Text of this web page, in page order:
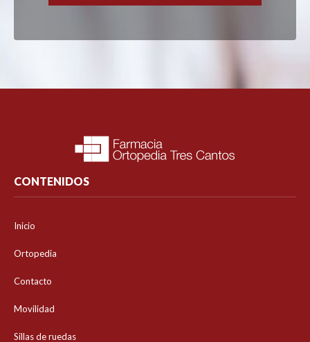
CONTENIDOS
Inicio
Ortopedia
Contacto
Movilidad
Sillas de ruedas